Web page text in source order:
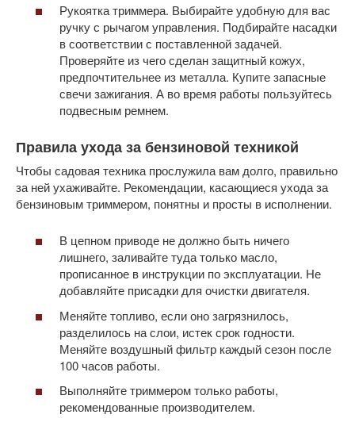
Рукоятка триммера. Выбирайте удобную для вас
ручку с рычагом управления. Подбирайте насадки
в соответствии с поставленной задачей.
Проверяйте из чего сделан защитный кожух,
предпочтительнее из металла. Купите запасные
свечи зажигания. А во время работы пользуйтесь
подвесным ремнем.
Правила ухода за бензиновой техникой
Чтобы садовая техника прослужила вам долго, правильно
за ней ухаживайте. Рекомендации, касающиеся ухода за
бензиновым триммером, понятны и просты в исполнении.
В цепном приводе не должно быть ничего
лишнего, заливайте туда только масло,
прописанное в инструкции по эксплуатации. Не
добавляйте присадки для очистки двигателя.
Меняйте топливо, если оно загрязнилось,
разделилось на слои, истек срок годности.
Меняйте воздушный фильтр каждый сезон после
100 часов работы.
Выполняйте триммером только работы,
рекомендованные производителем.